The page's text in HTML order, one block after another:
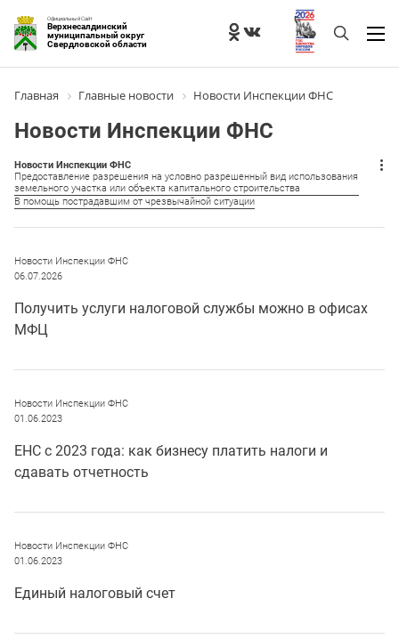
Официальный Сайт
Верхнесалдинский
муниципальный округ
Свердловской области
Главная Главные новости Новости Инспекции ФНС
Новости Инспекции ФНС
Новости Инспекции ФНС
Предоставление разрешения на условно разрешенный вид использования
земельного участка или объекта капитального строительства
В помощь пострадавшим от чрезвычайной ситуации
Новости Инспекции ФНС
06.07.2026
Получить услуги налоговой службы можно в офисах
МФЦ
Новости Инспекции ФНС
01.06.2023
ЕНС с 2023 года: как бизнесу платить налоги и
сдавать отчетность
Новости Инспекции ФНС
01.06.2023
Единый налоговый счет